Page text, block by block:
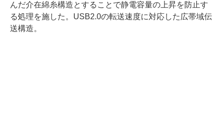
んだ介在綿糸構造とすることで静電容量の上昇を防止す
る処理を施した。USB2.0の転送速度に対応した広帯域伝
送構造。